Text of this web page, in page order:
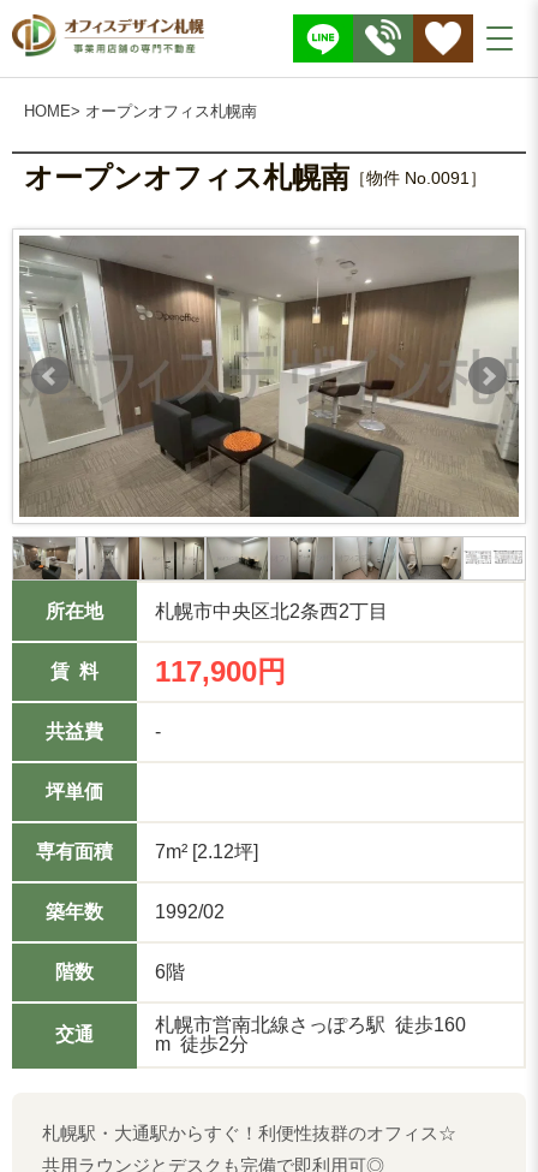
株
式
会
F
E
HOME> オープンオフィス札幌南
オープンオフィス札幌南 ［物件 No.0091］
所在地 札幌市中央区北2条西2丁目
賃 料 117,900円
共益費 -
坪単価
専有面積 7m² [2.12坪]
築年数 1992/02
階数 6階
交通
札幌市営南北線さっぽろ駅 徒歩160
m 徒歩2分
札幌駅・大通駅からすぐ！利便性抜群のオフィス☆
共用ラウンジとデスクも完備で即利用可◎